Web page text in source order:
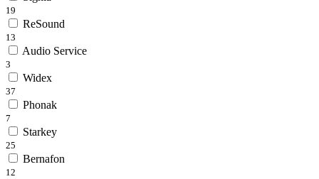
19
ReSound
13
Audio Service
3
Widex
37
Phonak
7
Starkey
25
Bernafon
12